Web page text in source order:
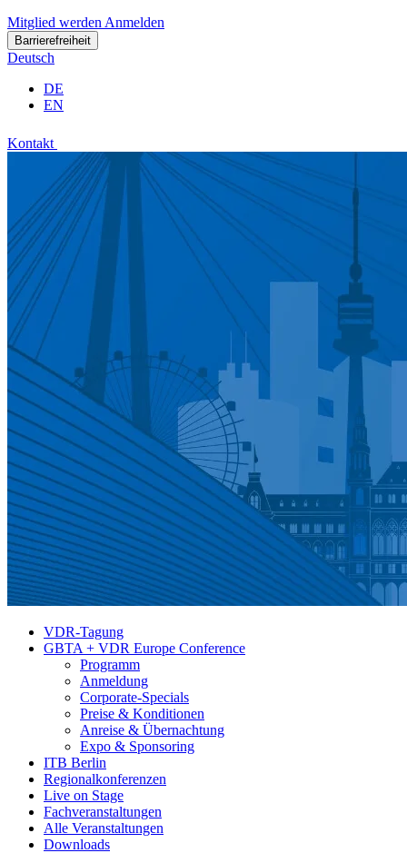
Mitglied werden Anmelden
Barrierefreiheit
Deutsch
DE
EN
Kontakt
VDR-Tagung
GBTA + VDR Europe Conference
Programm
Anmeldung
Corporate-Specials
Preise & Konditionen
Anreise & Übernachtung
Expo & Sponsoring
ITB Berlin
Regionalkonferenzen
Live on Stage
Fachveranstaltungen
Alle Veranstaltungen
Downloads